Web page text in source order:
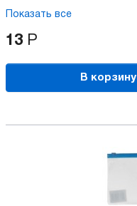
Показать все
13 Р
В корзину